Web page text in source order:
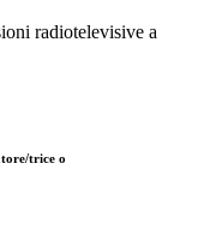
radiotelevisive a
trice o